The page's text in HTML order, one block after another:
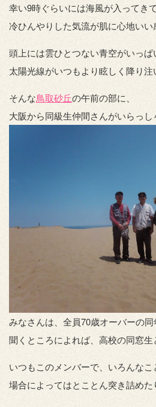
幸い9時ぐらいには海風が入ってきて
冷ひんやりした気流が肌に心地いい
頭上には雲ひとつない青空がいっぱ
太陽光線がいつもより眩しく降り注
そんな鳥取砂丘の午前の部に、
大阪から同級生仲間さんがいらっし
みなさんは、全員70歳オーバーの同
聞くところによれば、高校の同窓生
いつもこのメンバーで、いろんなこ
場合によってはとことん突き詰めた